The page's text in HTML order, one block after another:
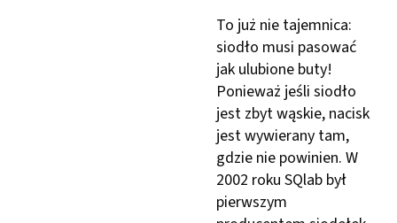
To już nie tajemnica:
siodło musi pasować
jak ulubione buty!
Ponieważ jeśli siodło
jest zbyt wąskie, nacisk
jest wywierany tam,
gdzie nie powinien. W
2002 roku SQlab był
pierwszym